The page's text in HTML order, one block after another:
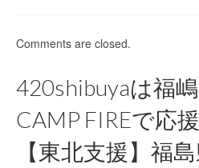
Comments are closed.
420shibuyaは福
CAMP FIREで応
【東北支援】福